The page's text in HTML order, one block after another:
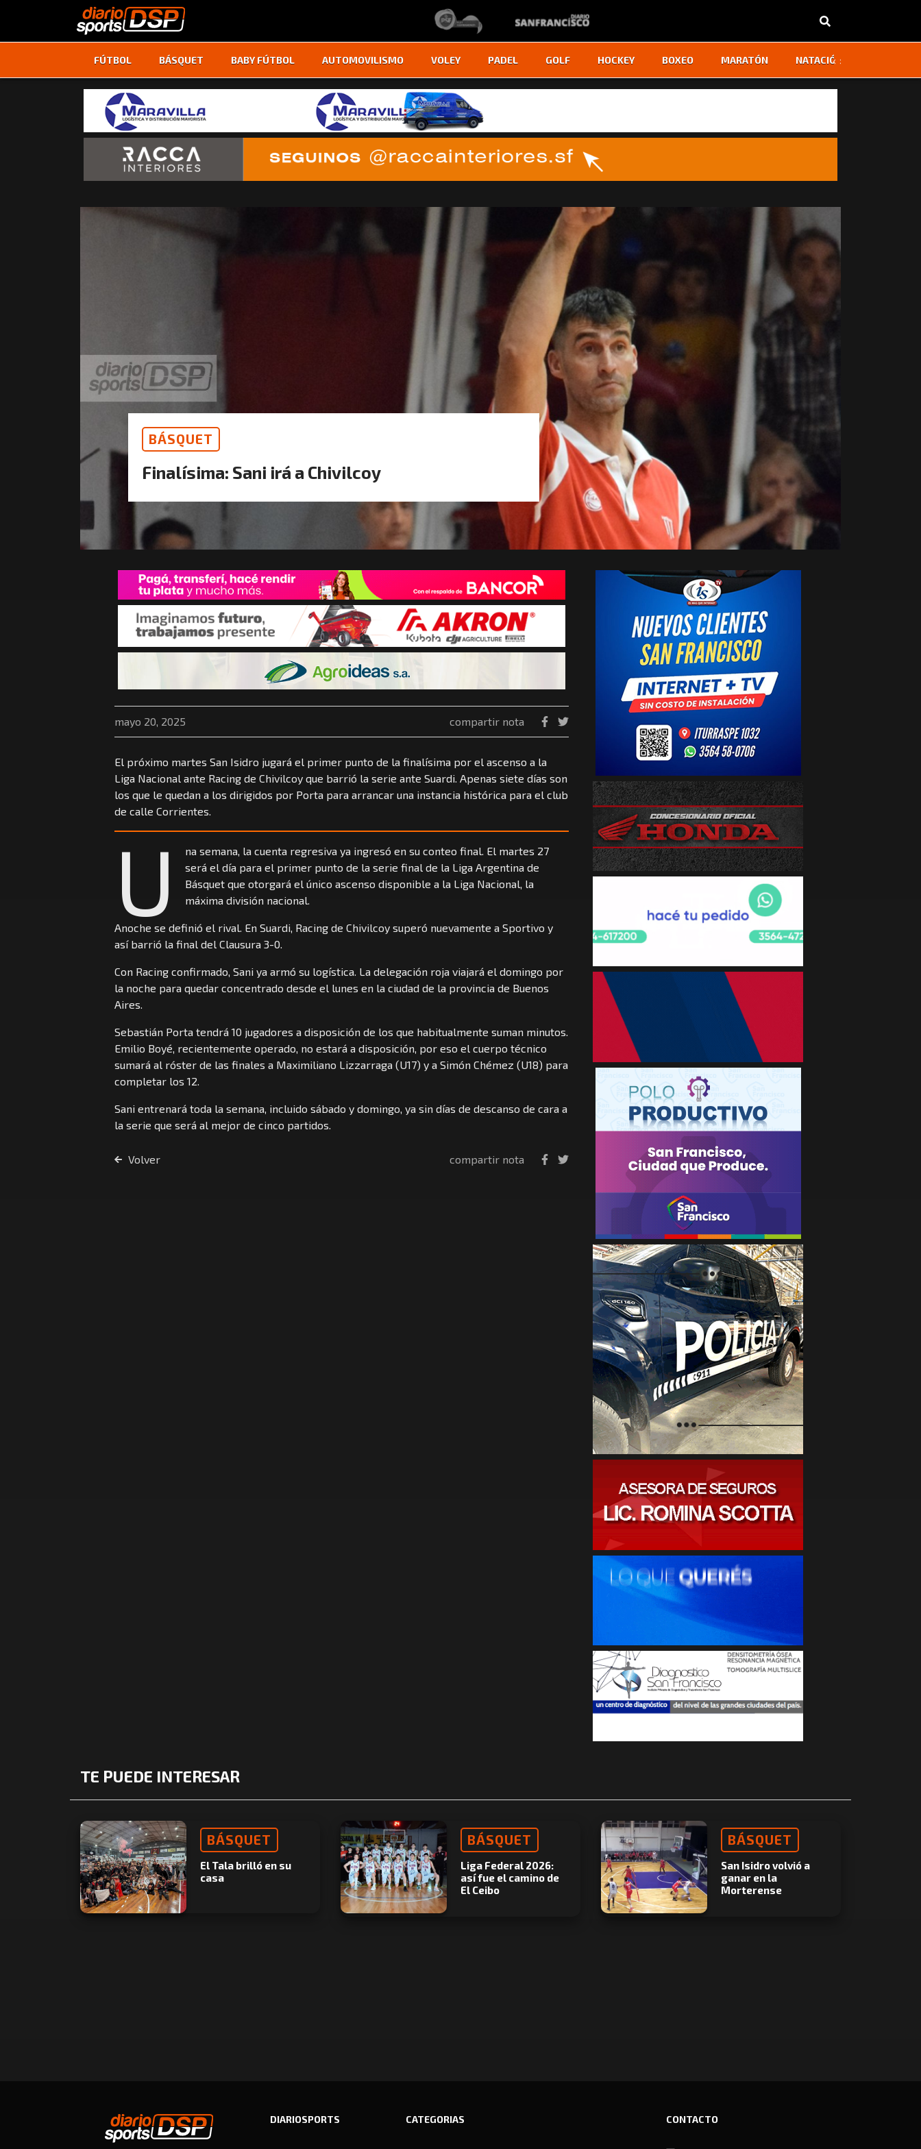
FÚTBOL BÁSQUET BABY FÚTBOL AUTOMOVILISMO VOLEY PADEL GOLF HOCKEY BOXEO MARATÓN NATACIÓN
‹ ›
BÁSQUET
Finalísima: Sani irá a Chivilcoy
mayo 20, 2025 compartir nota
El próximo martes San Isidro jugará el primer punto de la finalísima por el ascenso a la
Liga Nacional ante Racing de Chivilcoy que barrió la serie ante Suardi. Apenas siete días son
los que le quedan a los dirigidos por Porta para arrancar una instancia histórica para el club
de calle Corrientes.
U
na semana, la cuenta regresiva ya ingresó en su conteo final. El martes 27
será el día para el primer punto de la serie final de la Liga Argentina de
Básquet que otorgará el único ascenso disponible a la Liga Nacional, la
máxima división nacional.
Anoche se definió el rival. En Suardi, Racing de Chivilcoy superó nuevamente a Sportivo y
así barrió la final del Clausura 3-0.
Con Racing confirmado, Sani ya armó su logística. La delegación roja viajará el domingo por
la noche para quedar concentrado desde el lunes en la ciudad de la provincia de Buenos
Aires.
Sebastián Porta tendrá 10 jugadores a disposición de los que habitualmente suman minutos.
Emilio Boyé, recientemente operado, no estará a disposición, por eso el cuerpo técnico
sumará al róster de las finales a Maximiliano Lizzarraga (U17) y a Simón Chémez (U18) para
completar los 12.
Sani entrenará toda la semana, incluido sábado y domingo, ya sin días de descanso de cara a
la serie que será al mejor de cinco partidos.
Volver compartir nota
TE PUEDE INTERESAR
BÁSQUET
El Tala brilló en su
casa
BÁSQUET
Liga Federal 2026:
así fue el camino de
El Ceibo
BÁSQUET
San Isidro volvió a
ganar en la
Morterense
DIARIOSPORTS CATEGORIAS CONTACTO